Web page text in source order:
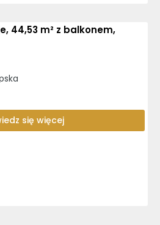
44,53 m² z balkonem,
się więcej